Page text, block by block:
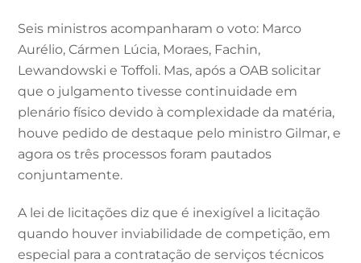
Seis ministros acompanharam o voto: Marco
Aurélio, Cármen Lúcia, Moraes, Fachin,
Lewandowski e Toffoli. Mas, após a OAB solicitar
que o julgamento tivesse continuidade em
plenário físico devido à complexidade da matéria,
houve pedido de destaque pelo ministro Gilmar, e
agora os três processos foram pautados
conjuntamente.
A lei de licitações diz que é inexigível a licitação
quando houver inviabilidade de competição, em
especial para a contratação de serviços técnicos